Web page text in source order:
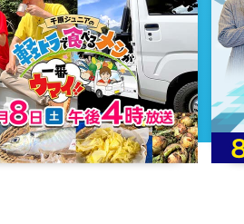
2025年01月20日 放送
第14話
2025年01月15日 放送